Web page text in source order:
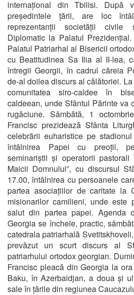
internațional din Tbilisi. După
președintele țării, are loc
reprezentanții societății civile
Diplomatic la Palatul
Palatul Patriarhal al Bisericii
cu Beatitudinea Sa Ilia al II-lea,
întregii Georgii, în cadrul căreia
de-al doilea discurs al călătoriei.
comunitatea siro-caldee în
caldeean, unde Sfântul Părinte va
rugăciune. Sâmbătă, 1
Francisc prezidează Sfânta
celebrării euharistice pe
întâlnirea Papei cu preoții,
seminariștii și operatorii pastorali
Maicii Domnului”, cu discursul
17.00, întâlnirea cu persoanele
partea asociațiilor de caritate la
misionarilor camilieni, unde este
salut din partea papei. Agenda
Georgia se încheie, practic,
catedrala patriarhală
prevăzut un scurt discurs al
patriarhului ortodox georgian.
Francisc pleacă din Georgia la
Baku, în Azerbaidjan, a doua și
sale în țările din regiunea